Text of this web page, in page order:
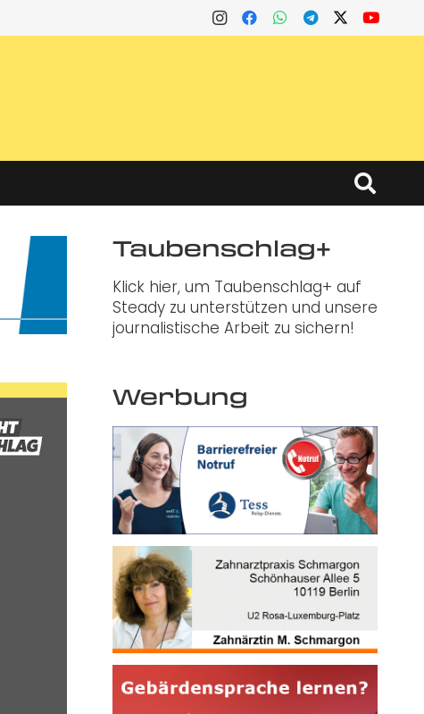
Taubenschlag+
Klick hier, um Taubenschlag+ auf
Steady zu unterstützen und unsere
journalistische Arbeit zu sichern!
Werbung